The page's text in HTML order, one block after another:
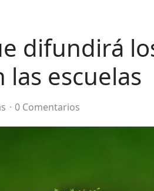
difundirá
escuelas
0 Comentarios